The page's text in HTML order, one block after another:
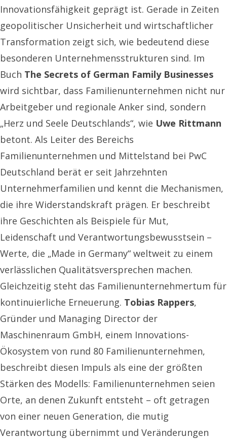
Innovationsfähigkeit geprägt ist. Gerade in Zeiten
geopolitischer Unsicherheit und wirtschaftlicher
Transformation zeigt sich, wie bedeutend diese
besonderen Unternehmens­struktu­ren sind. Im
Buch The Secrets of German Family Businesses
wird sichtbar, dass Familienunternehmen nicht nur
Arbeitgeber und regionale Anker sind, sondern
„Herz und Seele Deutschlands“, wie Uwe Rittmann
betont. Als Leiter des Bereichs
Familienunternehmen und Mittelstand bei PwC
Deutschland berät er seit Jahrzehnten
Unternehmerfamilien und kennt die Mechanismen,
die ihre Widerstandskraft prägen. Er beschreibt
ihre Geschichten als Beispiele für Mut,
Leidenschaft und Verantwortungsbewusstsein –
Werte, die „Made in Germany“ weltweit zu einem
verlässlichen Qualitätsversprechen machen.
Gleichzeitig steht das Familienunternehmertum für
kontinuierliche Erneuerung. Tobias Rappers,
Gründer und Managing Director der
Maschinenraum GmbH, einem Innovations-
Ökosystem von rund 80 Familienunternehmen,
beschreibt diesen Impuls als eine der größten
Stärken des Modells: Familienunternehmen seien
Orte, an denen Zukunft entsteht – oft getragen
von einer neuen Generation, die mutig
Verantwortung übernimmt und Veränderungen